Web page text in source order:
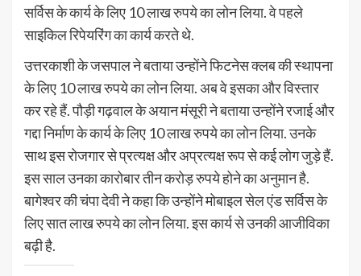
सर्विस के कार्य के लिए 10 लाख रुपये का लोन लिया. वे पहले
साइकिल रिपेयरिंग का कार्य करते थे.
उत्तरकाशी के जसपाल ने बताया उन्होंने फिटनेस क्लब की स्थापना
के लिए 10 लाख रुपये का लोन लिया. अब वे इसका और विस्तार
कर रहे हैं. पौड़ी गढ़वाल के अयान मंसूरी ने बताया उन्होंने रजाई और
गद्दा निर्माण के कार्य के लिए 10 लाख रुपये का लोन लिया. उनके
साथ इस रोजगार से प्रत्यक्ष और अप्रत्यक्ष रूप से कई लोग जुड़े हैं.
इस साल उनका कारोबार तीन करोड़ रुपये होने का अनुमान है.
बागेश्वर की चंपा देवी ने कहा कि उन्होंने मोबाइल सेल एंड सर्विस के
लिए सात लाख रुपये का लोन लिया. इस कार्य से उनकी आजीविका
बढ़ी है.